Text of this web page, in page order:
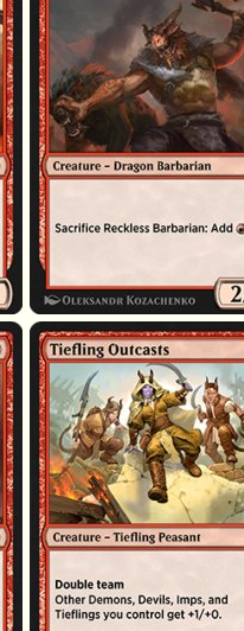
Proscrits tieffelins